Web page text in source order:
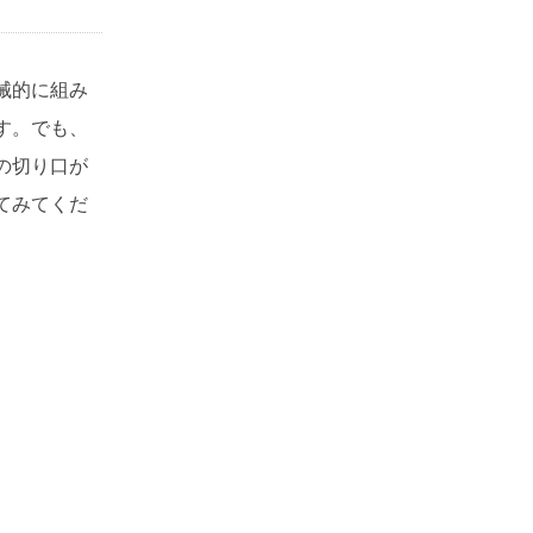
的に組み
でも、
切り口が
みてくだ